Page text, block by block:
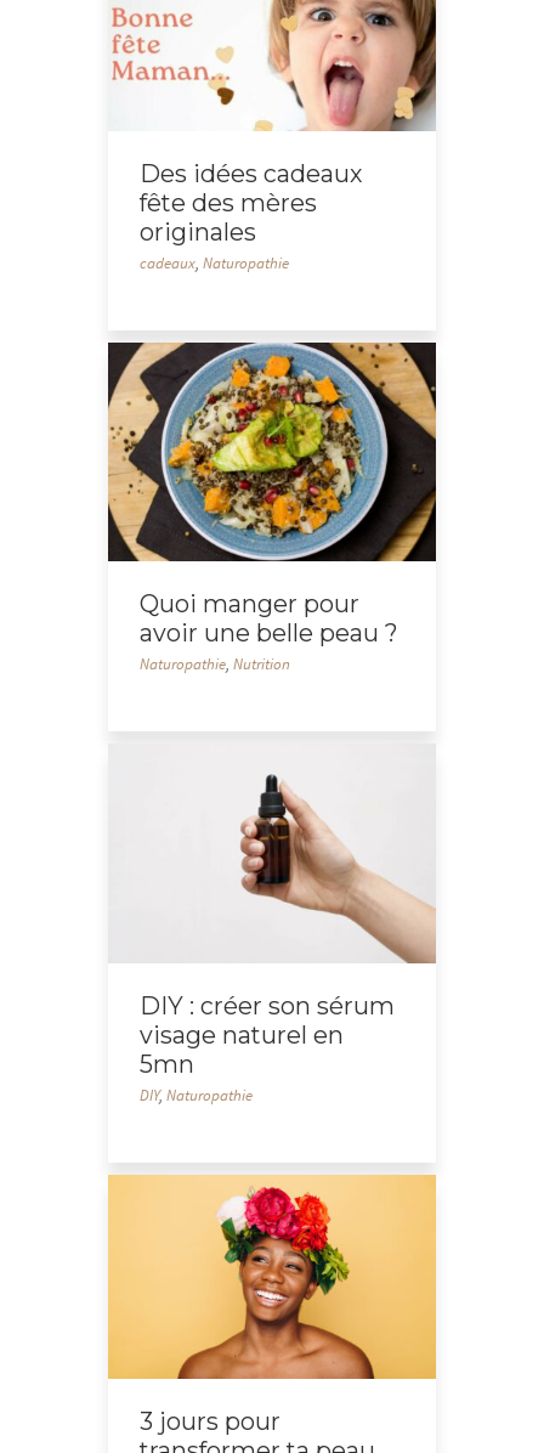
Des idées cadeaux
fête des mères
originales
cadeaux,Naturopathie
Quoi manger pour
avoir une belle peau ?
Naturopathie,Nutrition
DIY : créer son sérum
visage naturel en
5mn
DIY,Naturopathie
3 jours pour